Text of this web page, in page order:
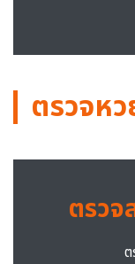
ตรวจห
ตรวจ